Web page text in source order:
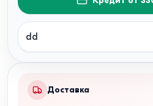
dd
Доставка